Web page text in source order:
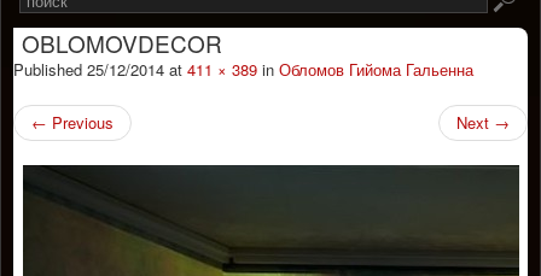
for
OBLOMOVDECOR
Published 25/12/2014 at 411 × 389 in Обломов Гийома Гальенна
← Previous Next →